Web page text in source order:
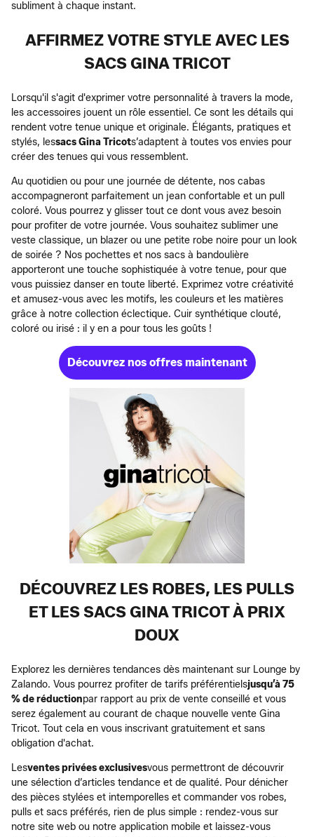
subliment à chaque instant.
AFFIRMEZ VOTRE STYLE AVEC LES
SACS GINA TRICOT
Lorsqu'il s'agit d'exprimer votre personnalité à travers la mode,
les accessoires jouent un rôle essentiel. Ce sont les détails qui
rendent votre tenue unique et originale. Élégants, pratiques et
stylés, lessacs Gina Tricots’adaptent à toutes vos envies pour
créer des tenues qui vous ressemblent.
Au quotidien ou pour une journée de détente, nos cabas
accompagneront parfaitement un jean confortable et un pull
coloré. Vous pourrez y glisser tout ce dont vous avez besoin
pour profiter de votre journée. Vous souhaitez sublimer une
veste classique, un blazer ou une petite robe noire pour un look
de soirée ? Nos pochettes et nos sacs à bandoulière
apporteront une touche sophistiquée à votre tenue, pour que
vous puissiez danser en toute liberté. Exprimez votre créativité
et amusez-vous avec les motifs, les couleurs et les matières
grâce à notre collection éclectique. Cuir synthétique clouté,
coloré ou irisé : il y en a pour tous les goûts !
Découvrez nos offres maintenant
DÉCOUVREZ LES ROBES, LES PULLS
ET LES SACS GINA TRICOT À PRIX
DOUX
Explorez les dernières tendances dès maintenant sur Lounge by
Zalando. Vous pourrez profiter de tarifs préférentielsjusqu’à 75
% de réductionpar rapport au prix de vente conseillé et vous
serez également au courant de chaque nouvelle vente Gina
Tricot. Tout cela en vous inscrivant gratuitement et sans
obligation d'achat.
Lesventes privées exclusivesvous permettront de découvrir
une sélection d’articles tendance et de qualité. Pour dénicher
des pièces stylées et intemporelles et commander vos robes,
pulls et sacs préférés, rien de plus simple : rendez-vous sur
notre site web ou notre application mobile et laissez-vous